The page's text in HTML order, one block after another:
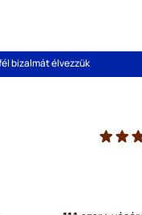
bizalmát élvezzük